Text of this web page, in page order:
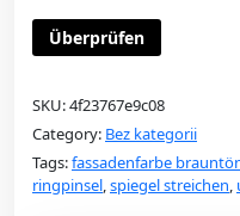
Überprüfen
SKU:4f23767e9c08
Category: Bez kategorii
Tags:fassadenfarbe
ringpinsel,spiegel streichen,